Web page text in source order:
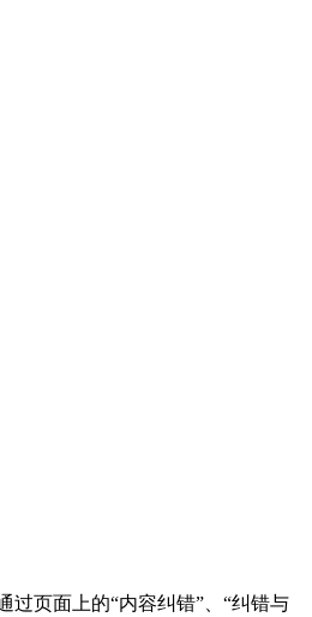
页面上的“内容纠错”、“纠错与